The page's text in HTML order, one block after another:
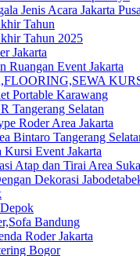
Jenis Acara Jakarta
Tahun
Tahun 2025
Jakarta
Ruangan Event Jakarta
Portable Karawang
Tangerang Selatan
Roder Area Jakarta
Bintaro Tangerang
Kursi Event Jakarta
Atap dan Tirai Area
Dekorasi
Bandung
Roder Jakarta
Bogor